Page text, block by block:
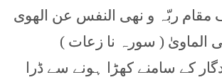
مقام ربّہ و نھی النفس عن الھوی
الماویٰ ( سورہ نا زعات )
کے سامنے کھڑا ہونے سے ڈرا